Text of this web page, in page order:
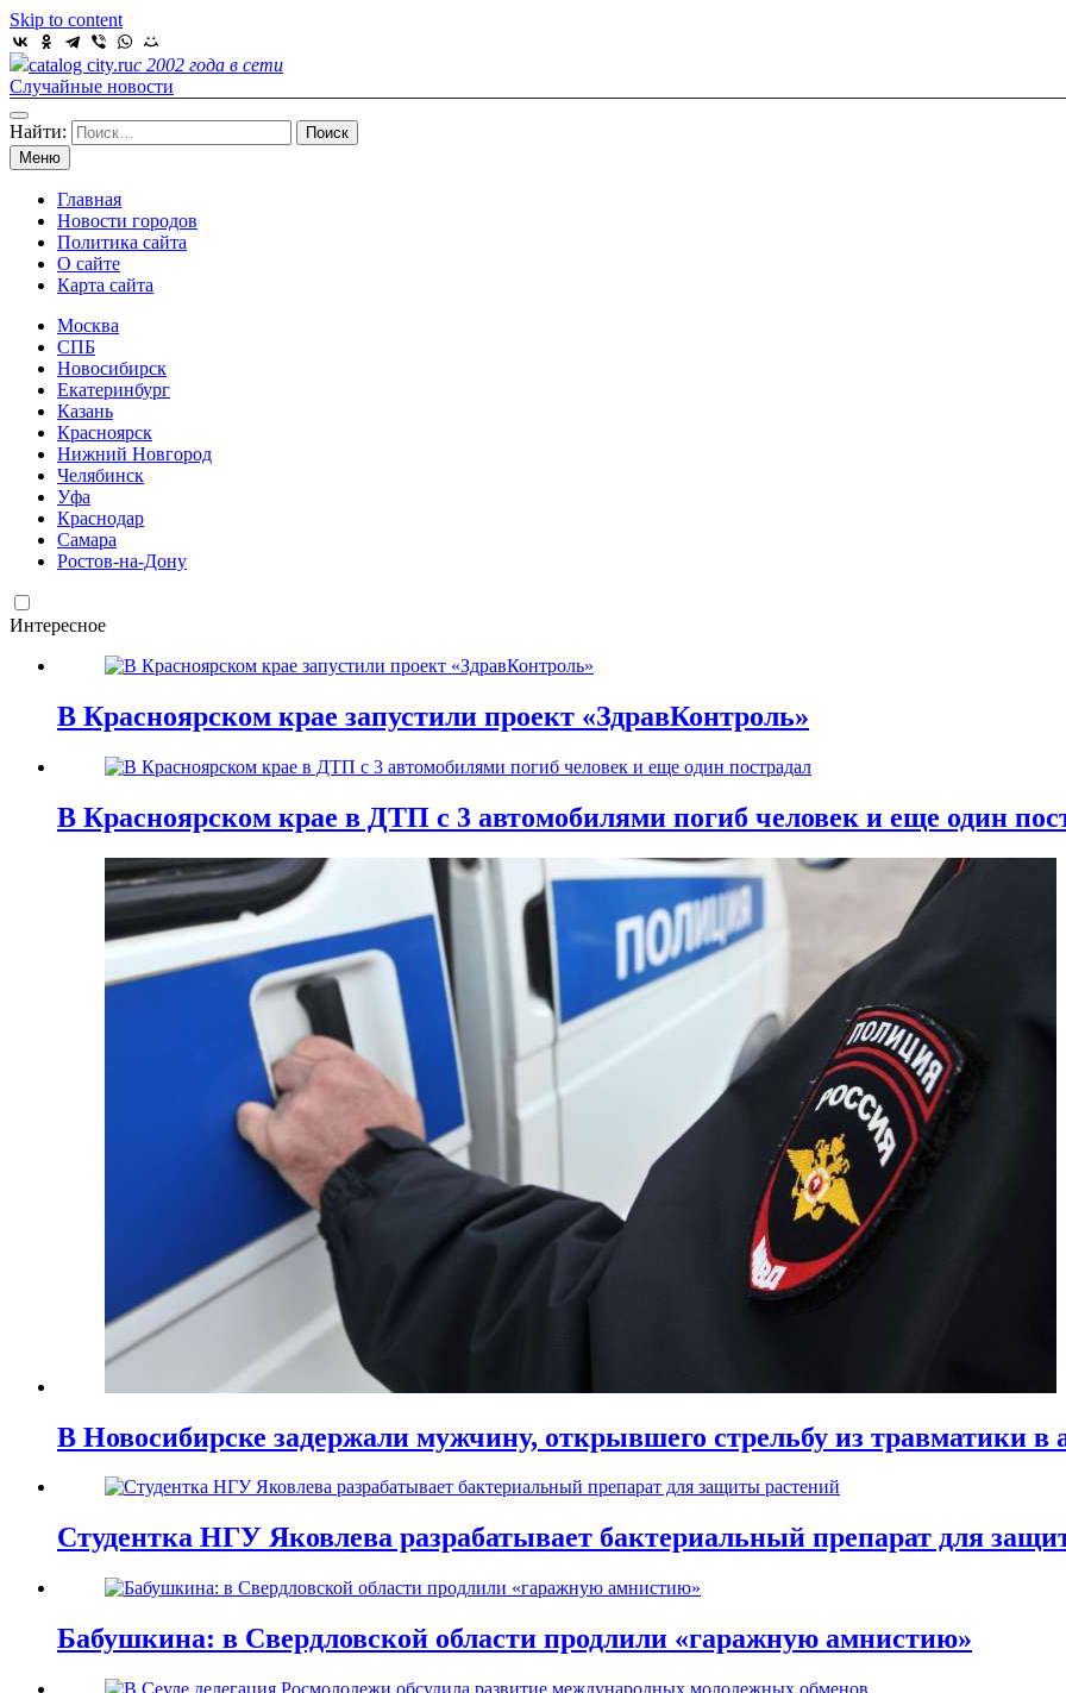
Skip to content
catalog city.ruс 2002 года в сети
Случайные новости
Найти:
Меню
Главная
Новости городов
Политика сайта
О сайте
Карта сайта
Москва
СПБ
Новосибирск
Екатеринбург
Казань
Красноярск
Нижний Новгород
Челябинск
Уфа
Краснодар
Самара
Ростов-на-Дону
Интересное
В Красноярском крае запустили проект «ЗдравКонтроль»
В Красноярском крае в ДТП с 3 автомобилями погиб человек и еще один
В Новосибирске задержали мужчину, открывшего стрельбу из травматики в
Студентка НГУ Яковлева разрабатывает бактериальный препарат для
Бабушкина: в Свердловской области продлили «гаражную амнистию»